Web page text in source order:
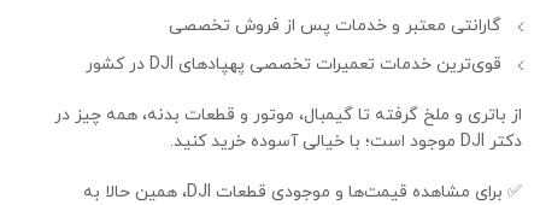
گارانتی معتبر و خدمات پس از فروش تخصصی
قوی‌ترین خدمات تعمیرات تخصصی پهپادهای DJI در کشور
از باتری و ملخ گرفته تا گیمبال، موتور و قطعات بدنه، همه چیز در
دکتر DJI موجود است؛ با خیالی آسوده خرید کنید.
✅ برای مشاهده قیمت‌ها و موجودی قطعات DJI، همین حالا به